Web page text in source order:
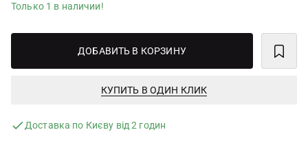
Только 1 в наличии!
ДОБАВИТЬ В КОРЗИНУ
КУПИТЬ В ОДИН КЛИК
Доставка по Києву від 2 годин